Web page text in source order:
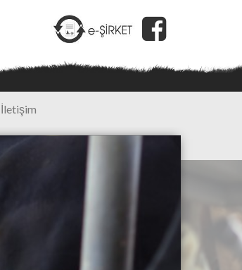
İletişim